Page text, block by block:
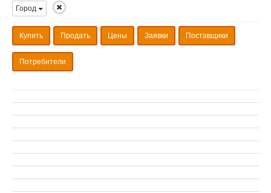
Город
Купить Продать Цены Заявки Поставщики
Потребители